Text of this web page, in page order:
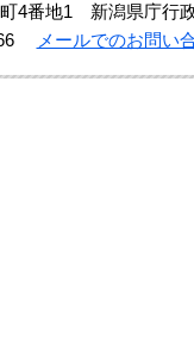
4番地1 新潟県庁行
メールでのお問い